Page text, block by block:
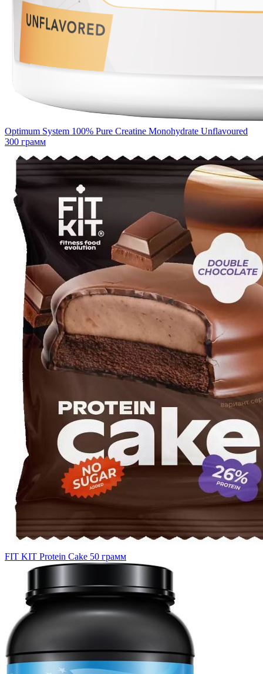
Optimum System 100% Pure Creatine Monohydrate Unflavoured
300 грамм
FIT KIT Protein Cake 50 грамм